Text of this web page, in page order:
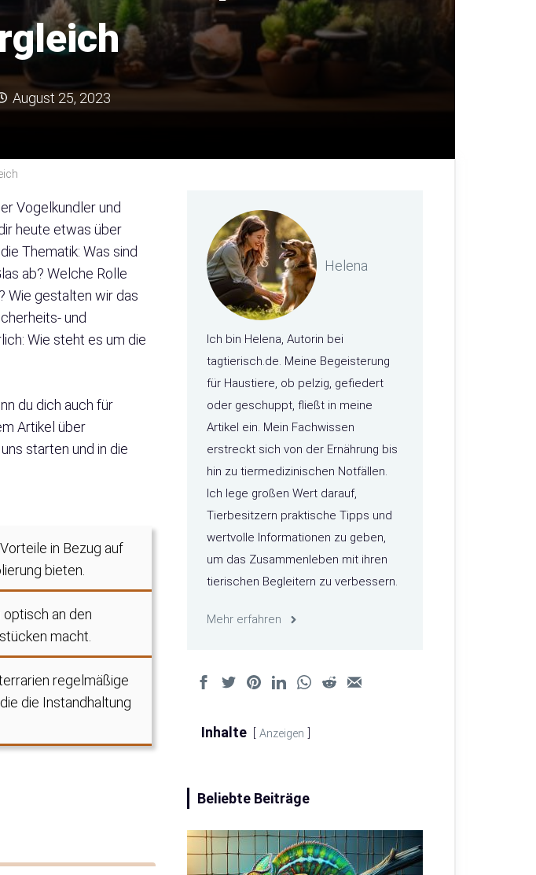
August 25, 2023
Vogelkundler und
heute etwas über
Thematik: Was sind
ab? Welche Rolle
Wie gestalten wir das
und
Wie steht es um die
du dich auch für
Artikel über
starten und in die
in Bezug auf
bieten.
optisch an den
macht.
regelmäßige
die Instandhaltung
Helena
Ich bin Helena, Autorin bei
tagtierisch.de. Meine Begeisterung
für Haustiere, ob pelzig, gefiedert
oder geschuppt, fließt in meine
Artikel ein. Mein Fachwissen
erstreckt sich von der Ernährung bis
hin zu tiermedizinischen Notfällen.
Ich lege großen Wert darauf,
Tierbesitzern praktische Tipps und
wertvolle Informationen zu geben,
um das Zusammenleben mit ihren
tierischen Begleitern zu verbessern.
Mehr erfahren
Inhalte Anzeigen
Beliebte Beiträge